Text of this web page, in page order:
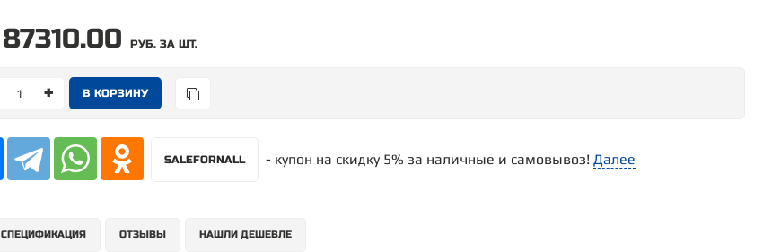
87310.00 РУБ. ЗА ШТ.
+
SALEFORNALL - купон на скидку 5% за наличные и самовывоз! Далее
СПЕЦИФИКАЦИЯ ОТЗЫВЫ НАШЛИ ДЕШЕВЛЕ